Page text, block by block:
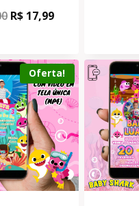
R$ 17,99
Oferta!